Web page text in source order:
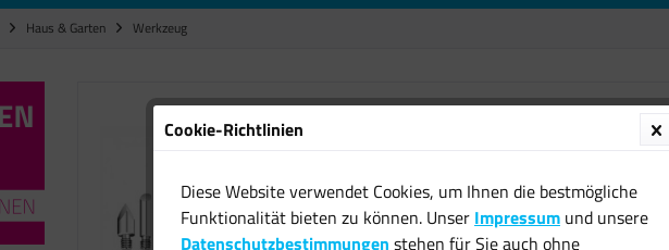
Haus & Garten Werkzeug
Cookie-Richtlinien
Diese Website verwendet Cookies, um Ihnen die bestmögliche
Funktionalität bieten zu können. Unser Impressum und unsere
Datenschutzbestimmungen stehen für Sie auch ohne